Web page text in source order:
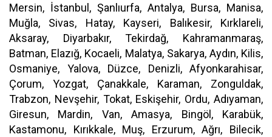
Mersin, İstanbul, Şanlıurfa, Antalya, Bursa, Manisa,
Muğla, Sivas, Hatay, Kayseri, Balıkesir, Kırklareli,
Aksaray, Diyarbakır, Tekirdağ, Kahramanmaraş,
Batman, Elazığ, Kocaeli, Malatya, Sakarya, Aydın, Kilis,
Osmaniye, Yalova, Düzce, Denizli, Afyonkarahisar,
Çorum, Yozgat, Çanakkale, Karaman, Zonguldak,
Trabzon, Nevşehir, Tokat, Eskişehir, Ordu, Adıyaman,
Giresun, Mardin, Van, Amasya, Bingöl, Karabük,
Kastamonu, Kırıkkale, Muş, Erzurum, Ağrı, Bilecik,